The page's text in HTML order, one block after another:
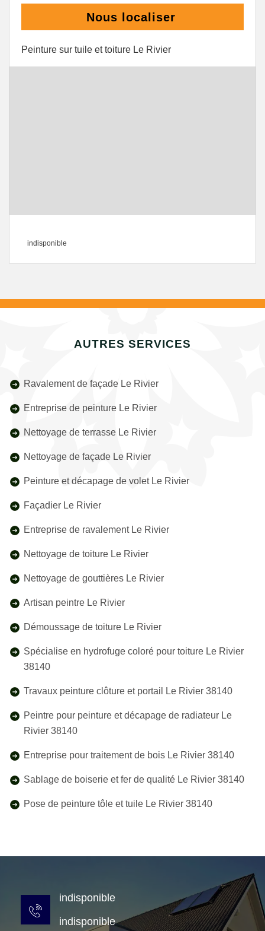
Nous localiser
Peinture sur tuile et toiture Le Rivier
indisponible
AUTRES SERVICES
Ravalement de façade Le Rivier
Entreprise de peinture Le Rivier
Nettoyage de terrasse Le Rivier
Nettoyage de façade Le Rivier
Peinture et décapage de volet Le Rivier
Façadier Le Rivier
Entreprise de ravalement Le Rivier
Nettoyage de toiture Le Rivier
Nettoyage de gouttières Le Rivier
Artisan peintre Le Rivier
Démoussage de toiture Le Rivier
Spécialise en hydrofuge coloré pour toiture Le Rivier
38140
Travaux peinture clôture et portail Le Rivier 38140
Peintre pour peinture et décapage de radiateur Le
Rivier 38140
Entreprise pour traitement de bois Le Rivier 38140
Sablage de boiserie et fer de qualité Le Rivier 38140
Pose de peinture tôle et tuile Le Rivier 38140
indisponible
indisponible